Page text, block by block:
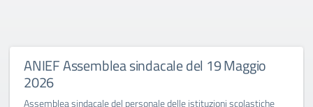
ANIEF Assemblea sindacale del 19 Maggio
2026
Assemblea sindacale del personale delle istituzioni scolastiche